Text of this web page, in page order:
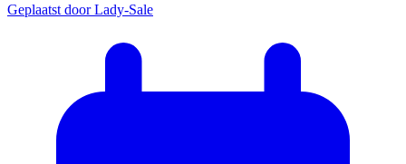
Geplaatst doorLady-Sale